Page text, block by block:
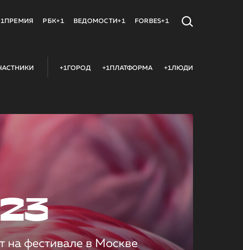
РБК+1 ВЕДОМОСТИ+1 FORBES+1
+1ГОРОД +1ПЛАТФОРМА +1ЛЮДИ
на фестивале в Москве